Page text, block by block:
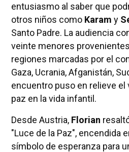
entusiasmo al saber que
otros niños como Karam y
Santo Padre. La audiencia
veinte menores
regiones marcadas por el
Gaza, Ucrania, Afganistán,
encuentro puso en relieve el
paz en la vida infantil.
Desde Austria, Florian
"Luce de la Paz", encendida
símbolo de esperanza para